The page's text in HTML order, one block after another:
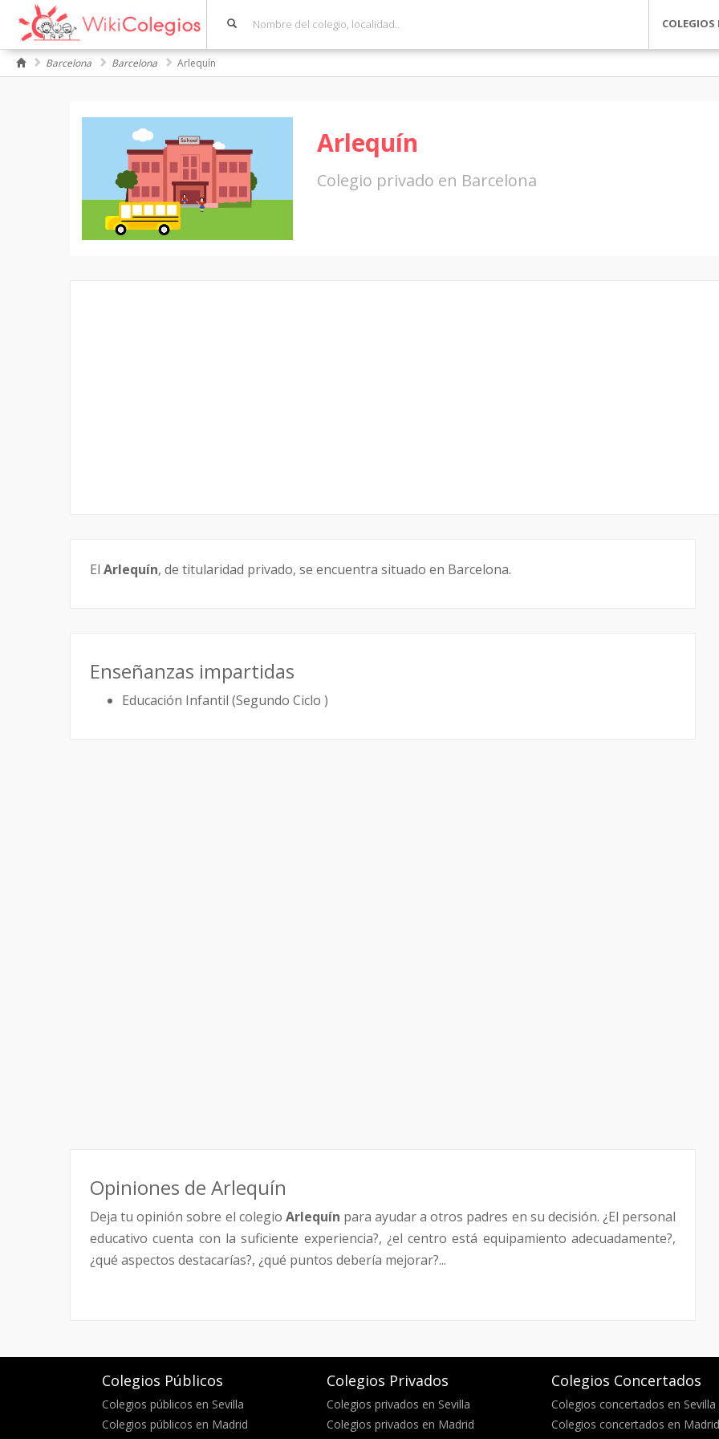
Barcelona Barcelona Arlequín
Arlequín
Colegio privado en Barcelona
El Arlequín, de titularidad privado, se encuentra situado en Barcelona.
Enseñanzas impartidas
Educación Infantil (Segundo Ciclo )
Opiniones de Arlequín
Deja tu opinión sobre el colegio Arlequín para ayudar a otros padres en su decisión. ¿El personal
educativo cuenta con la suficiente experiencia?, ¿el centro está equipamiento adecuadamente?,
¿qué aspectos destacarías?, ¿qué puntos debería mejorar?...
Colegios Públicos
Colegios públicos en Sevilla
Colegios públicos en Madrid
Colegios Privados
Colegios privados en Sevilla
Colegios privados en Madrid
Colegios Concertados
Colegios concertados en Sevilla
Colegios concertados en Madrid